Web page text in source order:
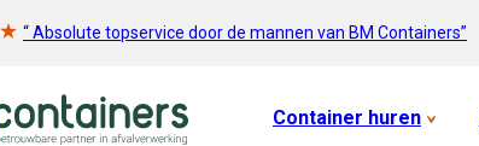
“ Absolute topservice door de mannen van BM Containers”
Container huren